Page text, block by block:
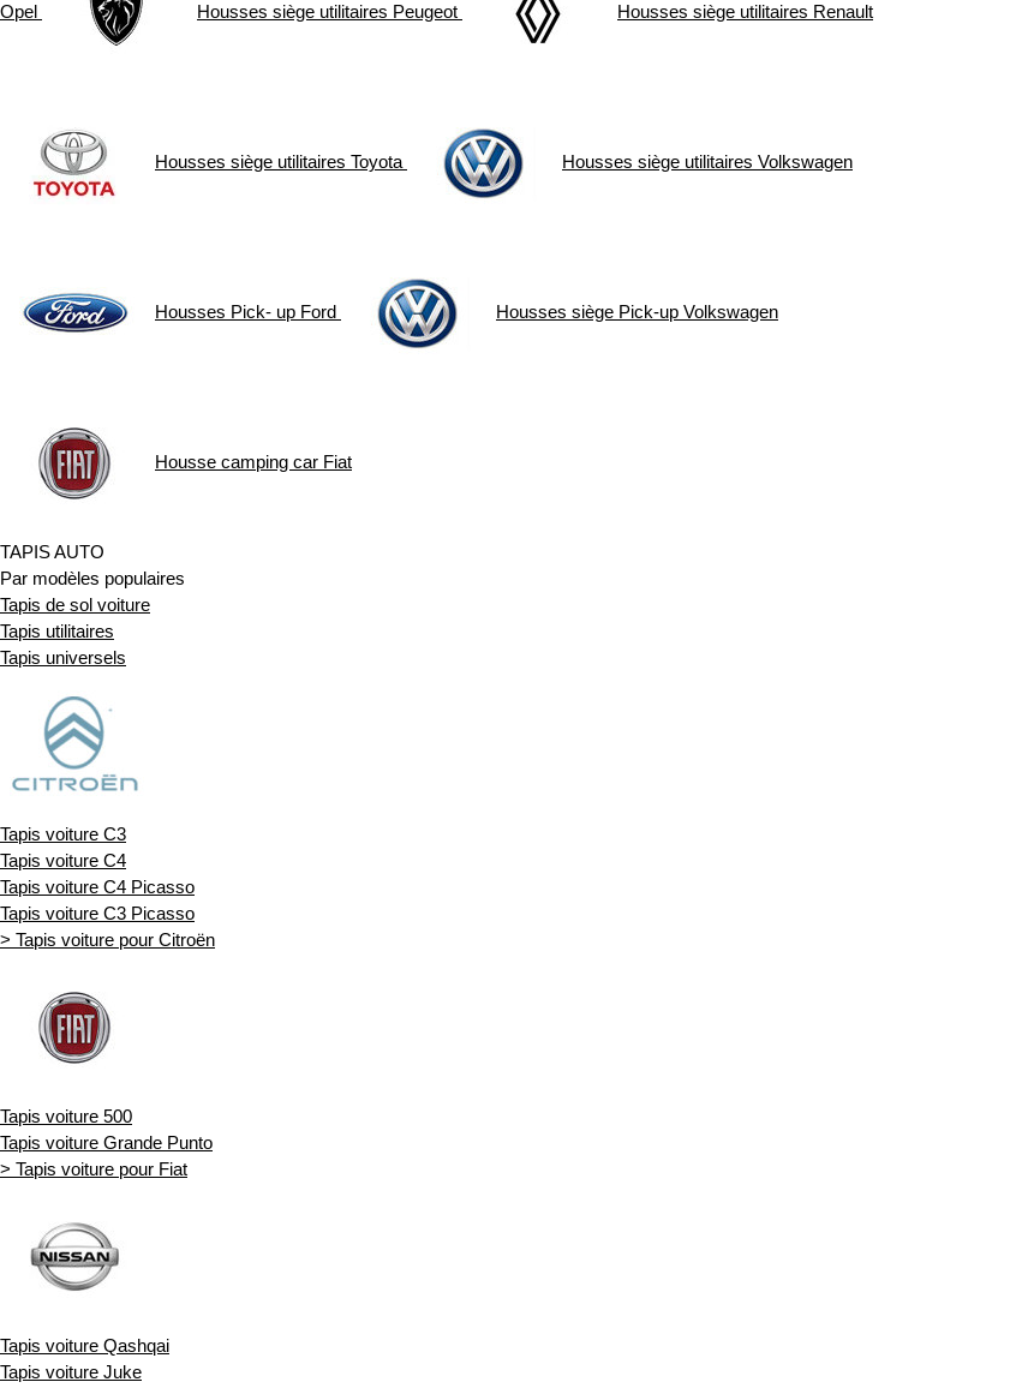
Opel Housses siège utilitaires Peugeot Housses siège utilitaires Renault
Housses siège utilitaires Toyota Housses siège utilitaires Volkswagen
Housses Pick- up Ford Housses siège Pick-up Volkswagen
Housse camping car Fiat
TAPIS AUTO
Par modèles populaires
Tapis de sol voiture
Tapis utilitaires
Tapis universels
Tapis voiture C3
Tapis voiture C4
Tapis voiture C4 Picasso
Tapis voiture C3 Picasso
> Tapis voiture pour Citroën
Tapis voiture 500
Tapis voiture Grande Punto
> Tapis voiture pour Fiat
Tapis voiture Qashqai
Tapis voiture Juke